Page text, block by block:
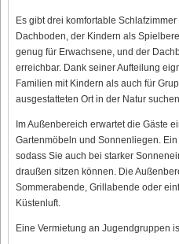
Es gibt drei komfortable
Dachboden, der Kindern als
genug für Erwachsene, und der
erreichbar. Dank seiner Aufteilung
Familien mit Kindern als auch für
ausgestatteten Ort in der Natur suchen.
Im Außenbereich erwartet die Gäste
Gartenmöbeln und Sonnenliegen. Ein
sodass Sie auch bei starker
draußen sitzen können. Die
Sommerabende, Grillabende oder
Küstenluft.
Eine Vermietung an Jugendgruppen